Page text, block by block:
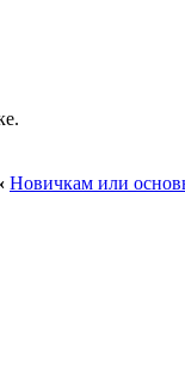
‹ Новичкам или